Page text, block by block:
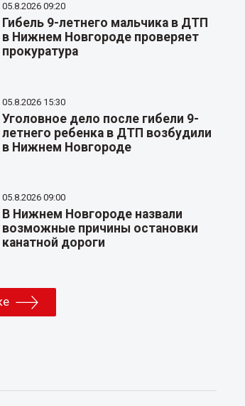
05.8.2026 09:20
Гибель 9-летнего мальчика в ДТП
в Нижнем Новгороде проверяет
прокуратура
05.8.2026 15:30
Уголовное дело после гибели 9-
летнего ребенка в ДТП возбудили
в Нижнем Новгороде
05.8.2026 09:00
В Нижнем Новгороде назвали
возможные причины остановки
канатной дороги